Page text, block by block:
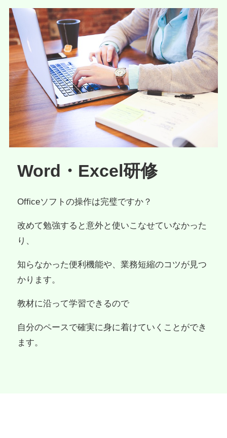
Word・Excel研修
Officeソフトの操作は完璧ですか？
改めて勉強すると意外と使いこなせていなかった
り、
知らなかった便利機能や、業務短縮のコツが見つ
かります。
教材に沿って学習できるので
自分のペースで確実に身に着けていくことができ
ます。